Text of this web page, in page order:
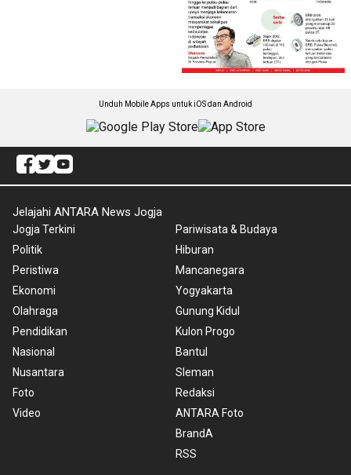
Unduh Mobile Apps untuk iOS dan Android
Jelajahi ANTARA News Jogja
Jogja Terkini
Politik
Peristiwa
Ekonomi
Olahraga
Pendidikan
Nasional
Nusantara
Foto
Video
Pariwisata & Budaya
Hiburan
Mancanegara
Yogyakarta
Gunung Kidul
Kulon Progo
Bantul
Sleman
Redaksi
ANTARA Foto
BrandA
RSS